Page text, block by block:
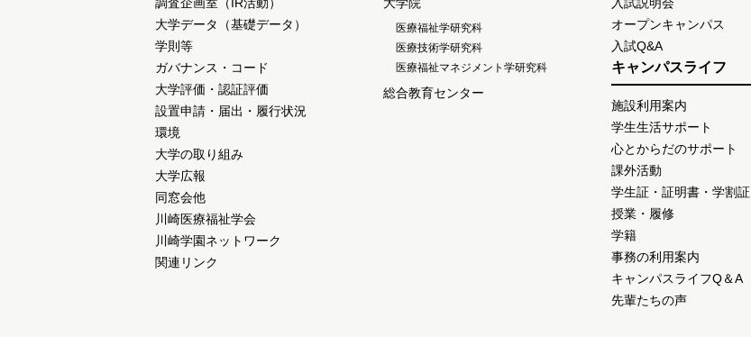
大学データ（基礎データ）
学則等
ガバナンス・コード
大学評価・認証評価
設置申請・届出・履行状況
環境
大学の取り組み
大学広報
同窓会他
川崎医療福祉学会
川崎学園ネットワーク
関連リンク
医療福祉学研究科
医療技術学研究科
医療福祉マネジメント学研究科
総合教育センター
オープンキャンパス
入試Q&A
キャンパスライフ
施設利用案内
学生生活サポート
心とからだのサポート
課外活動
学生証・証明書・学割証
授業・履修
学籍
事務の利用案内
キャンパスライフQ＆A
先輩たちの声